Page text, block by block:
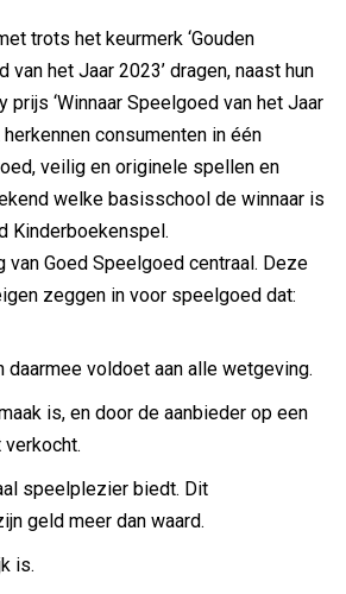
trots het keurmerk ‘Gouden
het Jaar 2023’ dragen, naast hun
prijs ‘Winnaar Speelgoed van het Jaar
consumenten in één
veilig en originele spellen en
welke basisschool de winnaar is
Kinderboekenspel.
van Goed Speelgoed centraal. Deze
zeggen in voor speelgoed dat:
voldoet aan alle wetgeving.
is, en door de aanbieder op een
speelplezier biedt. Dit
geld meer dan waard.
is.